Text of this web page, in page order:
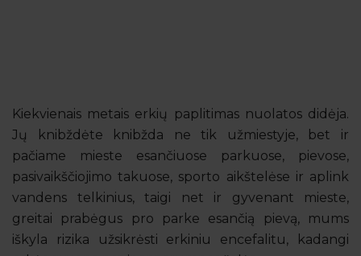
Kiekvienais metais erkių paplitimas nuolatos didėja.
Jų knibždėte knibžda ne tik užmiestyje, bet ir
pačiame mieste esančiuose parkuose, pievose,
pasivaikščiojimo takuose, sporto aikštelėse ir aplink
vandens telkinius, taigi net ir gyvenant mieste,
greitai prabėgus pro parke esančią pievą, mums
iškyla rizika užsikrėsti erkiniu encefalitu, kadangi